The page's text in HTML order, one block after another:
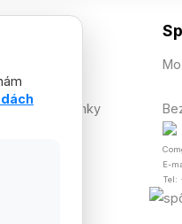
podmienky
E-
Tel: